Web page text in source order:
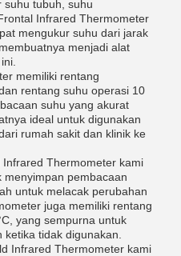
suhu tubuh, suhu
Infrared Thermometer
mengukur suhu dari jarak
menjadi alat
memiliki rentang
rentang suhu operasi 10
suhu yang akurat
ideal untuk digunakan
rumah sakit dan klinik ke
Thermometer kami
pembacaan
untuk melacak perubahan
juga memiliki rentang
yang sempurna untuk
tidak digunakan.
Infrared Thermometer kami